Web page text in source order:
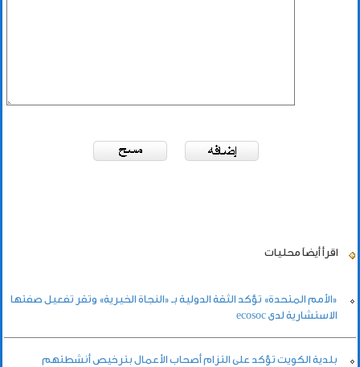
اقرأ أيضاً محليات
«الأمم المتحدة» تؤكد الثقة الدولية بـ «النجاة الخيرية» وتقر تفعيل صفتها
الاستشارية لدى ecosoc
بلدية الكويت تؤكد على التزام أصحاب الأعمال بترخيص أنشطتهم